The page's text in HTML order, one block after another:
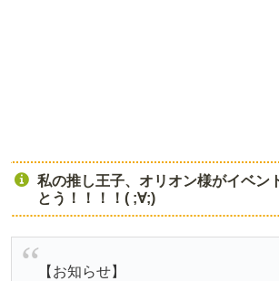
私の推し王子、オリオン様がイベン
とう！！！！( ;∀;)
【お知らせ】